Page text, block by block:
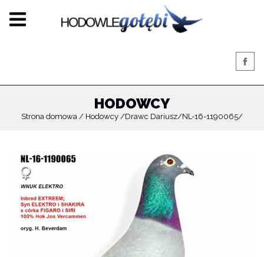
HODOWCY
Strona domowa Hodowcy Drawc Dariusz NL-16-1190065